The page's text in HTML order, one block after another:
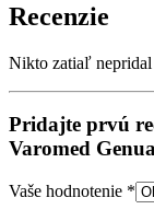
Recenzie
Nikto zatiaľ nepridal
Pridajte prvú
Varomed
Vaše hodnotenie *